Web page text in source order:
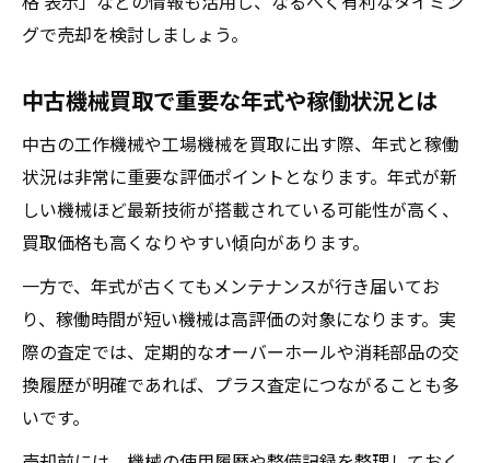
グで売却を検討しましょう。
中古機械買取で重要な年式や稼働状況とは
中古の工作機械や工場機械を買取に出す際、年式と稼働
状況は非常に重要な評価ポイントとなります。年式が新
しい機械ほど最新技術が搭載されている可能性が高く、
買取価格も高くなりやすい傾向があります。
一方で、年式が古くてもメンテナンスが行き届いてお
り、稼働時間が短い機械は高評価の対象になります。実
際の査定では、定期的なオーバーホールや消耗部品の交
換履歴が明確であれば、プラス査定につながることも多
いです。